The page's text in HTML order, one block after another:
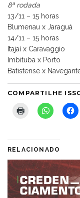
8ª rodada
13/11 – 15 horas
Blumenau x Jaraguá
14/11 – 15 horas
Itajaí x Caravaggio
Imbituba x Porto
Batistense x
COMPARTILHE
RELACIONADO